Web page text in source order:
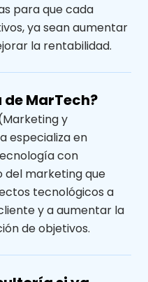
para que cada
ya sean aumentar
la rentabilidad.
de MarTech?
y
especializa en
con
del marketing que
tecnológicos a
y a aumentar la
de objetivos.